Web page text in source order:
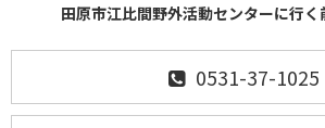
田原市江比間野外活動センターに行く
0531-37-1025